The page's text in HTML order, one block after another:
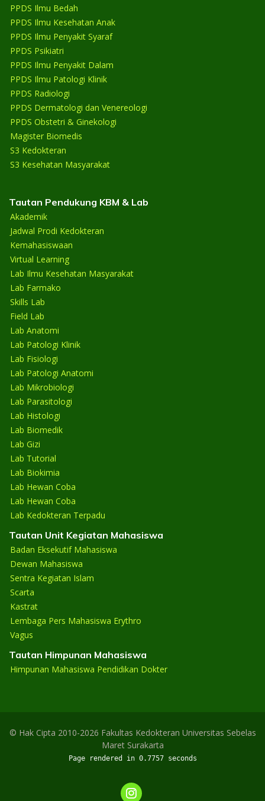
PPDS Ilmu Bedah
PPDS Ilmu Kesehatan Anak
PPDS Ilmu Penyakit Syaraf
PPDS Psikiatri
PPDS Ilmu Penyakit Dalam
PPDS Ilmu Patologi Klinik
PPDS Radiologi
PPDS Dermatologi dan Venereologi
PPDS Obstetri & Ginekologi
Magister Biomedis
S3 Kedokteran
S3 Kesehatan Masyarakat
Tautan Pendukung KBM & Lab
Akademik
Jadwal Prodi Kedokteran
Kemahasiswaan
Virtual Learning
Lab Ilmu Kesehatan Masyarakat
Lab Farmako
Skills Lab
Field Lab
Lab Anatomi
Lab Patologi Klinik
Lab Fisiologi
Lab Patologi Anatomi
Lab Mikrobiologi
Lab Parasitologi
Lab Histologi
Lab Biomedik
Lab Gizi
Lab Tutorial
Lab Biokimia
Lab Hewan Coba
Lab Hewan Coba
Lab Kedokteran Terpadu
Tautan Unit Kegiatan Mahasiswa
Badan Eksekutif Mahasiswa
Dewan Mahasiswa
Sentra Kegiatan Islam
Scarta
Kastrat
Lembaga Pers Mahasiswa Erythro
Vagus
Tautan Himpunan Mahasiswa
Himpunan Mahasiswa Pendidikan Dokter
© Hak Cipta 2010-2026 Fakultas Kedokteran Universitas Sebelas
Maret Surakarta
Page rendered in 0.7757 seconds